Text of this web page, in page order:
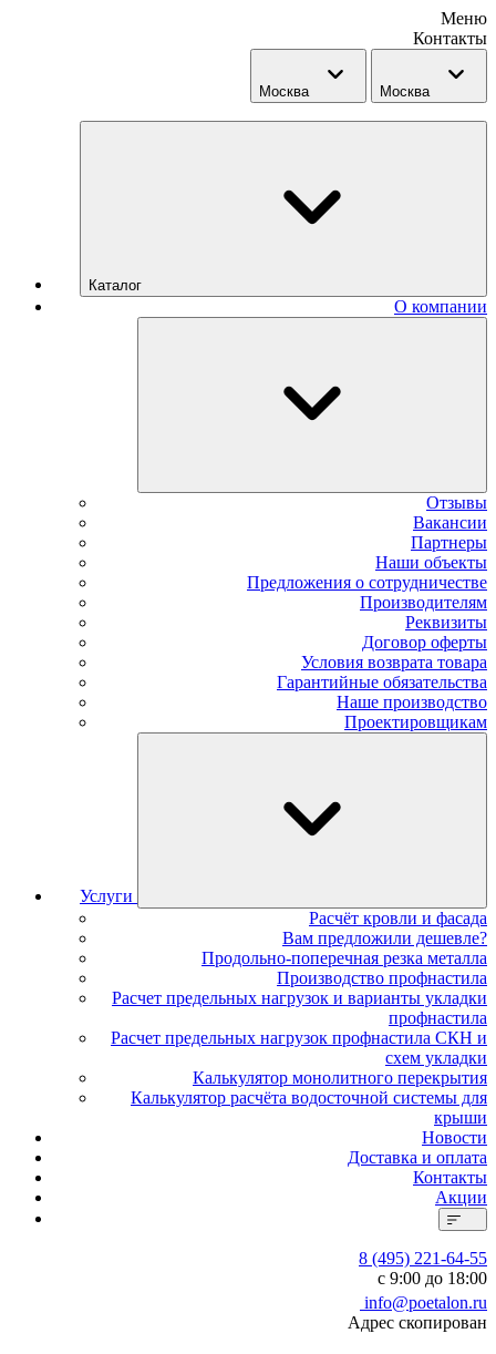
Меню
Контакты
Москва Москва
Каталог
О компании
Отзывы
Вакансии
Партнеры
Наши объекты
Предложения о сотрудничестве
Производителям
Реквизиты
Договор оферты
Условия возврата товара
Гарантийные обязательства
Наше производство
Проектировщикам
Услуги
Расчёт кровли и фасада
Вам предложили дешевле?
Продольно-поперечная резка металла
Производство профнастила
Расчет предельных нагрузок и варианты укладки
профнастила
Расчет предельных нагрузок профнастила СКН и
схем укладки
Калькулятор монолитного перекрытия
Калькулятор расчёта водосточной системы для
крыши
Новости
Доставка и оплата
Контакты
Акции
8 (495) 221-64-55
с 9:00 до 18:00
info@poetalon.ru
Адрес скопирован